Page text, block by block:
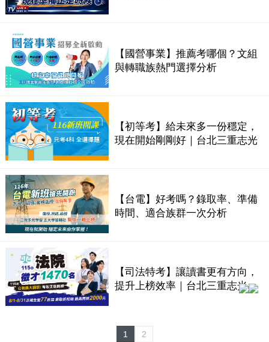
【國營事業】推薦考哪個？文組
與轉職族熱門選擇分析
【初等考】給未來多一份穩定，
現在開始剛剛好｜台北三重志光
【台電】好考嗎？錄取率、準備
時間、適合族群一次分析
【司法特考】讓讀書更有方向，
提升上榜效率｜台北三重志光
1 2